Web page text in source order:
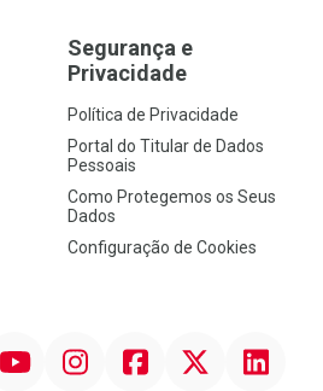
Segurança e
Privacidade
Política de Privacidade
Portal do Titular de Dados
Pessoais
Como Protegemos os Seus
Dados
Configuração de Cookies
InstagramFacebookTwitter Linkedin